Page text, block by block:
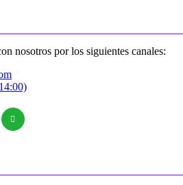
nosotros por los siguientes canales: